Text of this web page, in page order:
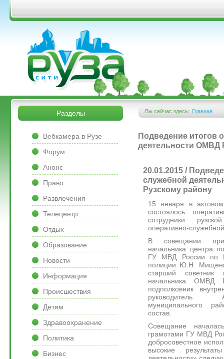
Перейти к основному содержанию
&bsps;
&bsps;
Вы сейчас здесь:
Вы здесь
Главная
Подведение итогов
деятельности ОМВД
20.01.2015 /
служебной
Рузскому району
15 января в
состоялось
сотрудники
оперативно-
В совещании
начальника центра
ГУ МВД России по
полиции Ю.Н.
старший
начальника ОМВД
подполковник
руководитель
муниципального
состав.
Совещание
грамотами ГУ МВД
добросовестное
высокие
Разделы
Вебкамера в Рузе
Форум
Анонс
Право
Развлечения
Телецентр
Отдых
Образование
Новости
Информация
Происшествия
Детям
Здравоохранение
Политика
Бизнес